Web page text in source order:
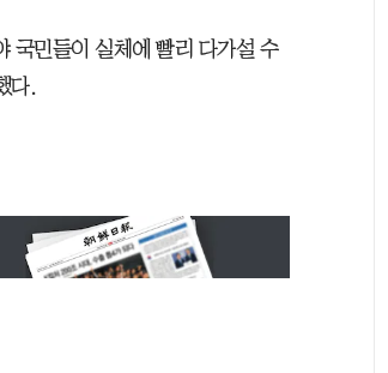
국민들이 실체에 빨리 다가설 수
다.